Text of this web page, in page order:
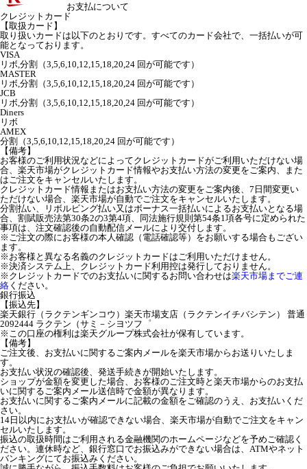
お支払について
クレジットカード
【取扱カード】
取り扱いカードは以下のとおりです。すべてのカード会社で、一括払いが可
能となっております。
VISA
リボ,分割（3,5,6,10,12,15,18,20,24 回が可能です）
MASTER
リボ,分割（3,5,6,10,12,15,18,20,24 回が可能です）
JCB
リボ,分割（3,5,6,10,12,15,18,20,24 回が可能です）
Diners
リボ
AMEX
分割（3,5,6,10,12,15,18,20,24 回が可能です）
【備考】
お客様のご利用状況などによってクレジットカードがご利用いただけない場
合、楽天市場がクレジットカード情報やお支払い方法の変更をご案内、また
はご注文をキャンセルいたします。
クレジットカード情報またはお支払い方法の変更をご案内後、7日間変更い
ただけない場合、楽天市場が自動でご注文をキャンセルいたします。
分割払い、リボルビング払い又はボーナス一括払いによるお支払いとなる場
合、割賦販売法第30条2の3第4項、同法施行規則第54条1項各号に定められた
事項は、注文確認後の自動配信メールにより交付します。
※ご注文の際にお客様の本人確認（電話確認等）をお願いする場合もござい
ます。
※お客様と異なる名義のクレジットカードはご利用いただけません。
※決済システム上、クレジットカード利用控は発行しておりません。
※クレジットカードでのお支払いに関するお問い合わせは楽天市場までご連
絡 ください。
銀行振込
【振込先】
楽天銀行（ラクテンギンコウ）楽天市場支店（ラクテンイチバシテン） 普通
2092444 ラクテン（サミ－シヨツフ゜
※この口座の権利は楽天グループ株式会社が保有しています。
【備考】
ご注文後、お支払いに関するご案内メールを楽天市場からお送りいたしま
す。
お支払い状況の確認後、発送手続きが開始いたします。
ショップが金額を変更した場合、お客様のご注文時と楽天市場からのお支払
いに関するご案内メール送信時で金額が異なります。
お支払いに関するご案内メールに記載の金額をご確認のうえ、お支払いくだ
さい。
14日以内にお支払いが確認できない場合、楽天市場が自動でご注文をキャン
セルいたします。
振込の取扱時間はご利用される金融機関のホームページなどを予めご確認く
ださい。連休時など、銀行窓口でお振込みができない場合は、ATMやネット
バンキングにてお振込みください。